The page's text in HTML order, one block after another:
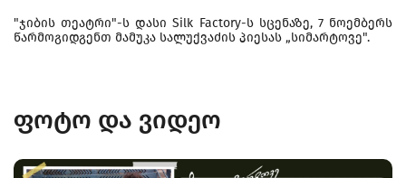
"ჯიბის თეატრი"-ს დასი Silk Factory-ს სცენაზე, 7 ნოემბერს
წარმოგიდგენთ მამუკა სალუქვაძის პიესას „სიმარტოვე".
ფოტო და ვიდეო